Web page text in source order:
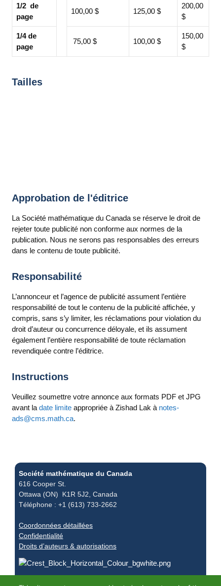
1/2 de
page
100,00 $ 125,00 $
200,00
$
1/4 de
page
75,00 $ 100,00 $
150,00
$
Tailles
Approbation de l'éditrice
La Société mathématique du Canada se réserve le droit de
rejeter toute publicité non conforme aux normes de la
publication. Nous ne serons pas responsables des erreurs
dans le contenu de toute publicité.
Responsabilité
L’annonceur et l’agence de publicité assument l’entière
responsabilité de tout le contenu de la publicité affichée, y
compris, sans s’y limiter, les réclamations pour violation du
droit d’auteur ou concurrence déloyale, et ils assument
également l’entière responsabilité de toute réclamation
revendiquée contre l’éditrice.
Instructions
Veuillez soumettre votre annonce aux formats PDF et JPG
avant la date limite appropriée à Zishad Lak à notes-
ads@cms.math.ca.
Société mathématique du Canada
616 Cooper St.
Ottawa (ON) K1R 5J2, Canada
Téléphone : +1 (613) 733-2662
Coordonnées détaillées
Confidentialité
Droits d’auteurs & autorisations